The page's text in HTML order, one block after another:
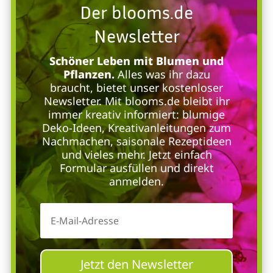
Der blooms.de
Newsletter
Schöner Leben mit Blumen und
Pflanzen.Alles was ihr dazu
braucht, bietet unser kostenloser
Newsletter. Mit blooms.de bleibt ihr
immer kreativ informiert: blumige
Deko-Ideen, Kreativanleitungen zum
Nachmachen, saisonale Rezeptideen
und vieles mehr. Jetzt einfach
Formular ausfüllen und direkt
anmelden.
Jetzt den Newsletter